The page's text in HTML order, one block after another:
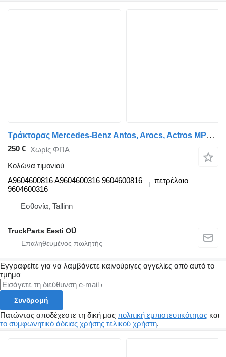
Τράκτορας Mercedes-Benz Antos, Arocs, Actros MP4 (2012-) για κολώνα τιμονιού Mercedes-Benz A9604600816
250 € Χωρίς ΦΠΑ
Κολώνα τιμονιού
A9604600816 A9604600316 9604600816
9604600316
πετρέλαιο
Εσθονία, Tallinn
TruckParts Eesti OÜ
Εγγραφείτε για να λαμβάνετε καινούριγες αγγελίες από αυτό το
τμήμα
Συνδρομή
Πατώντας αποδέχεστε τη δική μας πολιτική εμπιστευτικότητας και
το συμφωνητικό άδειας χρήσης τελικού χρήστη.